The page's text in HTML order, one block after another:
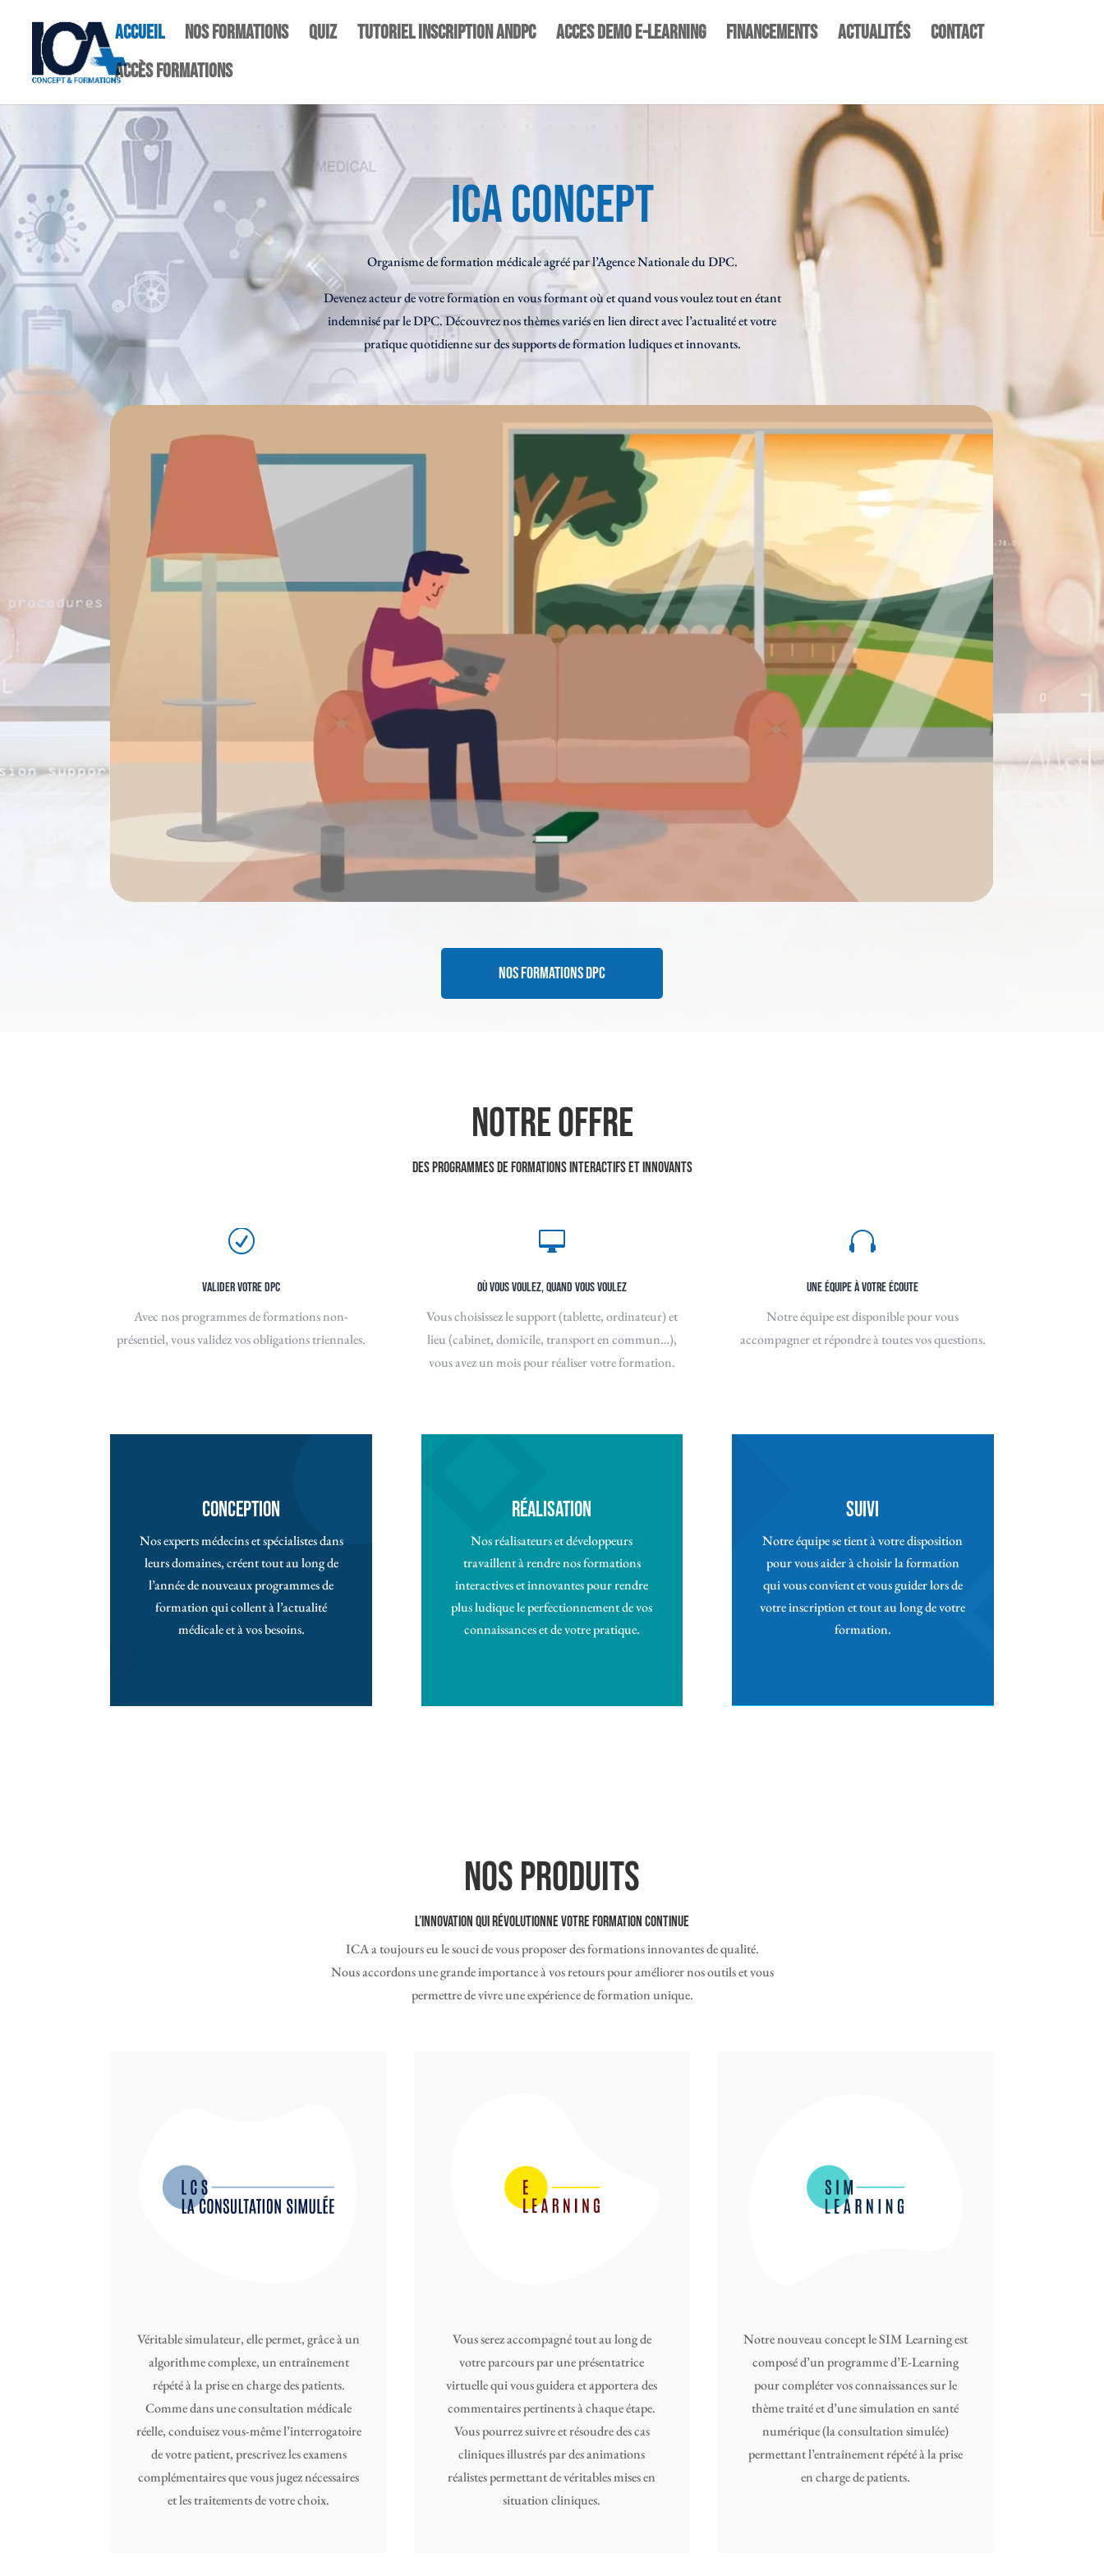
Accueil NOS FORMATIONS quiz TUTORIEL INSCRIPTION ANDPC ACCES DEMO E-LEARNING Financements Actualités
Contact
Accès Formations
ICA Concept
Organisme de formation médicale agréé par l’Agence Nationale du DPC.
Devenez acteur de votre formation en vous formant où et quand vous voulez tout en étant
indemnisé par le DPC. Découvrez nos thèmes variés en lien direct avec l’actualité et votre
pratique quotidienne sur des supports de formation ludiques et innovants.
NOS FORMATIONS DPC
Notre offre
Des programmes de formations interactifs et innovants
R
Valider votre DPC
Avec nos programmes de formations non-
présentiel, vous validez vos obligations triennales.

OÙ VOUS VOULEZ, QUAND VOUS VOULEZ
Vous choisissez le support (tablette, ordinateur) et
lieu (cabinet, domicile, transport en commun…),
vous avez un mois pour réaliser votre formation.

UNE ÉQUIPE À VOTRE ÉCOUTE
Notre équipe est disponible pour vous
accompagner et répondre à toutes vos questions.
conception
Nos experts médecins et spécialistes dans
leurs domaines, créent tout au long de
l’année de nouveaux programmes de
formation qui collent à l’actualité
médicale et à vos besoins.
Réalisation
Nos réalisateurs et développeurs
travaillent à rendre nos formations
interactives et innovantes pour rendre
plus ludique le perfectionnement de vos
connaissances et de votre pratique.
Suivi
Notre équipe se tient à votre disposition
pour vous aider à choisir la formation
qui vous convient et vous guider lors de
votre inscription et tout au long de votre
formation.
Nos produits
L’innovation qui révolutionne votre formation continue
ICA a toujours eu le souci de vous proposer des formations innovantes de qualité.
Nous accordons une grande importance à vos retours pour améliorer nos outils et vous
permettre de vivre une expérience de formation unique.
Véritable simulateur, elle permet, grâce à un
algorithme complexe, un entraînement
répété à la prise en charge des patients.
Comme dans une consultation médicale
réelle, conduisez vous-même l’interrogatoire
de votre patient, prescrivez les examens
complémentaires que vous jugez nécessaires
et les traitements de votre choix.
Vous serez accompagné tout au long de
votre parcours par une présentatrice
virtuelle qui vous guidera et apportera des
commentaires pertinents à chaque étape.
Vous pourrez suivre et résoudre des cas
cliniques illustrés par des animations
réalistes permettant de véritables mises en
situation cliniques.
Notre nouveau concept le SIM Learning est
composé d’un programme d’E-Learning
pour compléter vos connaissances sur le
thème traité et d’une simulation en santé
numérique (la consultation simulée)
permettant l’entraînement répété à la prise
en charge de patients.